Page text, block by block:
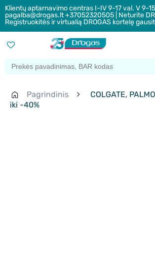
Klientų aptarnavimo centras I-IV 9-17 val. V 9-
pagalba@drogas.lt +37052320505 | Neturite
Registruokitės ir virtualią DROGAS kortelę
Pagrindinis
COLGATE,
iki -40%